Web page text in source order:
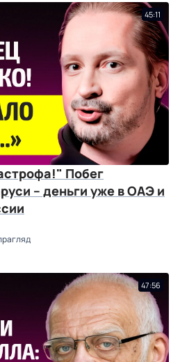
45:11
Побег
– деньги уже в ОАЭ и
47:56